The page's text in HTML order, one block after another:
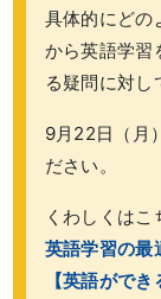
具体的にどの
から英語学習
る疑問に対し
9月22日（月
ださい。
くわしくはこ
英語学習の
【英語がで